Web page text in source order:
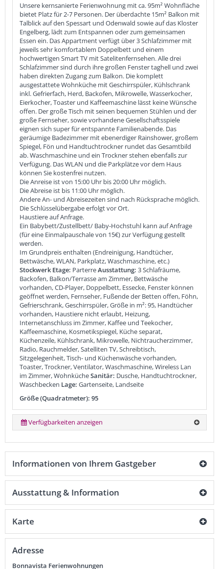
Unsere kernsanierte Ferienwohnung mit ca. 95m² Wohnfläche
bietet Platz für 2-7 Personen. Der überdachte 15m² Balkon mit
Talblick auf den Spessart und Odenwald sowie auf das Kloster
Engelberg, lädt zum Entspannen oder zum gemeinsamen
Essen ein. Das Appartment verfügt über 3 Schlafzimmer mit
jeweils sehr komfortablem Doppelbett und einem
hochwertigen Smart TV mit Satelitenfernsehen. Alle drei
Schlafzimmer sind durch ihre großen Fenster taghell und zwei
haben direkten Zugang zum Balkon. Die komplett
ausgestattete Wohnküche mit Geschirrspüler, Kühlschrank
inkl. Gefrierfach, Herd, Backofen, Mikrowelle, Wasserkocher,
Eierkocher, Toaster und Kaffeemaschine lässt keine Wünsche
offen. Der große Tisch mit seinen bequemen Stühlen und der
große Fernseher, sowie vorhandene Gesellschaftsspiele
eignen sich super für entspannte Familienabende. Das
geräumige Badezimmer mit ebenerdiger Rainshower, großem
Spiegel, Fön und Handtuchtrockner rundet das Gesamtbild
ab. Waschmaschine und ein Trockner stehen ebenfalls zur
Verfügung. Das WLAN und die Parkplätze vor dem Haus
können Sie kostenfrei nutzen.
Die Anreise ist von 15:00 Uhr bis 20:00 Uhr möglich.
Die Abreise ist bis 11:00 Uhr möglich.
Andere An- und Abreisezeiten sind nach Rücksprache möglich.
Die Schlüsselübergabe erfolgt vor Ort.
Haustiere auf Anfrage.
Ein Babybett/Zustellbett/ Baby-Hochstuhl kann auf Anfrage
(für eine Einmalpauschale von 15€) zur Verfügung gestellt
werden.
Im Grundpreis enthalten (Endreinigung, Handtücher,
Bettwäsche, WLAN, Parkplatz, Waschmaschine, etc.)
Stockwerk Etage: ParterreAusstattung: 3 Schlafräume,
Backofen, Balkon/Terrasse am Zimmer, Bettwäsche
vorhanden, CD-Player, Doppelbett, Essecke, Fenster können
geöffnet werden, Fernseher, Fußende der Betten offen, Föhn,
Gefrierschrank, Geschirrspüler, Größe in m²: 95, Handtücher
vorhanden, Haustiere nicht erlaubt, Heizung,
Internetanschluss im Zimmer, Kaffee und Teekocher,
Kaffeemaschine, Kosmetikspiegel, Küche separat,
Küchenzeile, Kühlschrank, Mikrowelle, Nichtraucherzimmer,
Radio, Rauchmelder, Satelliten TV, Schreibtisch,
Sitzgelegenheit, Tisch- und Küchenwäsche vorhanden,
Toaster, Trockner, Ventilator, Waschmaschine, Wireless Lan
im Zimmer, WohnkücheSanitär: Dusche, Handtuchtrockner,
Waschbecken Lage: Gartenseite, Landseite
Größe (Quadratmeter): 95
Verfügbarkeiten anzeigen
Informationen von Ihrem Gastgeber
Ausstattung & Information
Karte
Adresse
Bonnavista Ferienwohnungen